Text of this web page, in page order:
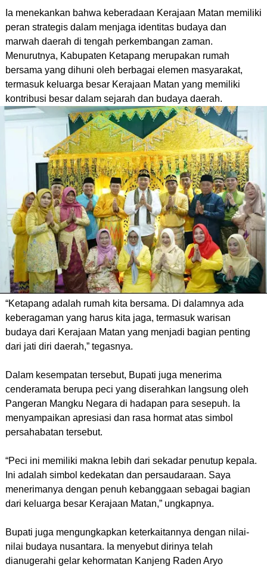
Ia menekankan bahwa keberadaan Kerajaan Matan memiliki
peran strategis dalam menjaga identitas budaya dan
marwah daerah di tengah perkembangan zaman.
Menurutnya, Kabupaten Ketapang merupakan rumah
bersama yang dihuni oleh berbagai elemen masyarakat,
termasuk keluarga besar Kerajaan Matan yang memiliki
kontribusi besar dalam sejarah dan budaya daerah.
“Ketapang adalah rumah kita bersama. Di dalamnya ada
keberagaman yang harus kita jaga, termasuk warisan
budaya dari Kerajaan Matan yang menjadi bagian penting
dari jati diri daerah,” tegasnya.
Dalam kesempatan tersebut, Bupati juga menerima
cenderamata berupa peci yang diserahkan langsung oleh
Pangeran Mangku Negara di hadapan para sesepuh. Ia
menyampaikan apresiasi dan rasa hormat atas simbol
persahabatan tersebut.
“Peci ini memiliki makna lebih dari sekadar penutup kepala.
Ini adalah simbol kedekatan dan persaudaraan. Saya
menerimanya dengan penuh kebanggaan sebagai bagian
dari keluarga besar Kerajaan Matan,” ungkapnya.
Bupati juga mengungkapkan keterkaitannya dengan nilai-
nilai budaya nusantara. Ia menyebut dirinya telah
dianugerahi gelar kehormatan Kanjeng Raden Aryo